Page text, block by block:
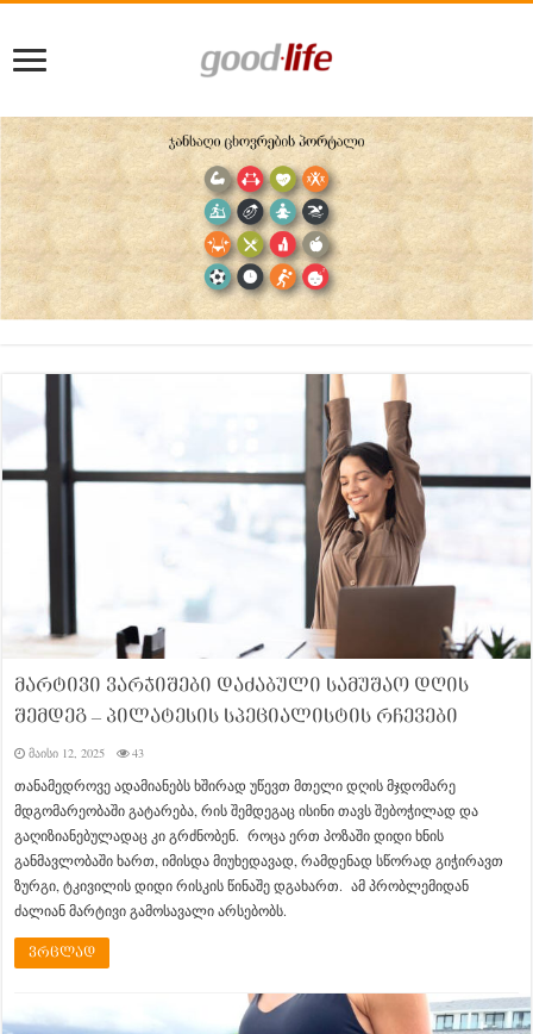
მარტივი ვარჯიშები დაძაბული სამუშაო დღის
შემდეგ – პილატესის სპეციალისტის რჩევები
მაისი 12, 2025 43
თანამედროვე ადამიანებს ხშირად უწევთ მთელი დღის მჯდომარე
მდგომარეობაში გატარება, რის შემდეგაც ისინი თავს შებოჭილად და
გაღიზიანებულადაც კი გრძნობენ. როცა ერთ პოზაში დიდი ხნის
განმავლობაში ხართ, იმისდა მიუხედავად, რამდენად სწორად გიჭირავთ
ზურგი, ტკივილის დიდი რისკის წინაშე დგახართ. ამ პრობლემიდან
ძალიან მარტივი გამოსავალი არსებობს.
ვრცლად